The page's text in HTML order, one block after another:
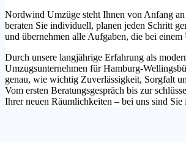
Nordwind Umzüge steht Ihnen von Anfang
beraten Sie individuell, planen jeden Schritt
und übernehmen alle Aufgaben, die bei
Durch unsere langjährige Erfahrung als
Umzugsunternehmen für Hamburg-
genau, wie wichtig Zuverlässigkeit, Sorgfalt
Vom ersten Beratungsgespräch bis zur
Ihrer neuen Räumlichkeiten – bei uns sind Sie